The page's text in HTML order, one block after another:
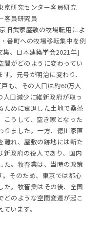
京研究センター客員研究
客員研究員
旧武家屋敷の牧場転用によ
番町への牧場移転集中を例
、日本建築学会2021年]
間がどのように変わってい
。元号が明治に変わり、
も、その人口は約60万人
人口減少に維新政府が取っ
ために衰退した土地で桑茶
こうして、空き家となった
りました。一方、徳川家直
離れ、屋敷の跡地には新た
新政府の役人であり、国内
た。牧畜業は、当時の政策
。そのため、東京では都心
た。牧畜業はその後、全国
どのような空間変遷が起こ
います。